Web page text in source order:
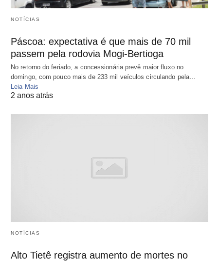
NOTÍCIAS
Páscoa: expectativa é que mais de 70 mil
passem pela rodovia Mogi-Bertioga
No retorno do feriado, a concessionária prevê maior fluxo no
domingo, com pouco mais de 233 mil veículos circulando pela…
Leia Mais
2 anos atrás
NOTÍCIAS
Alto Tietê registra aumento de mortes no